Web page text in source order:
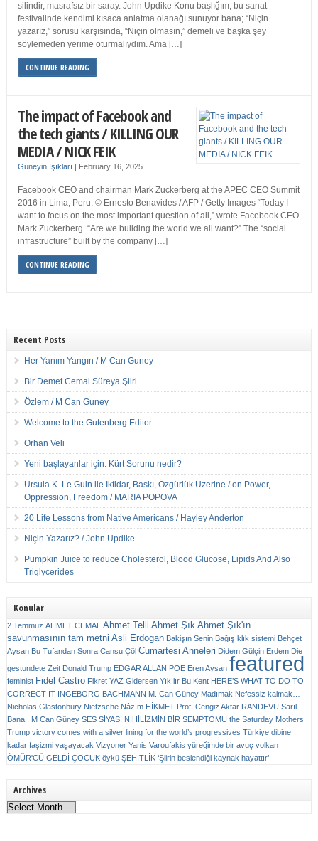
silindir, masrafsız bir saray. John Updike Konu başlığım, bu sanat
festivalinde kendimi kısaca anlatma olanağı sunuyor bana; “Niçin
yazarız,” sorusu karşısında, “Niçin olmasın,” demeli ve başka şey
söylemeden yerime oturmalıydım. Ama […]
CONTINUE READING
The impact of Facebook and
the tech giants / KILLING OUR
MEDIA / NICK FEIK
Güneyin Işıkları | February 16, 2025
Facebook CEO and chairman Mark Zuckerberg at the APEC CEO Summit
2016 in Lima, Peru. © Ernesto Benavides / AFP / Getty Images “Today I
want to focus on the most important question of all,” wrote Facebook CEO
Mark Zuckerberg. “Are we building the world we all want?” The “social
infrastructure” built by the company […]
CONTINUE READING
Recent Posts
Her Yanım Yangın / M Can Guney
Bir Demet Cemal Süreya Şiiri
Özlem / M Can Guney
Welcome to the Gutenberg Editor
Orhan Veli
Yeni başlayanlar için: Kürt Sorunu nedir?
Ursula K. Le Guin ile İktidar, Baskı, Özgürlük Üzerine / on Power,
Oppression, Freedom / MARIA POPOVA
20 Life Lessons from Native Americans / Hayley Anderton
Niçin Yazarız? / John Updike
Pumpkin Juice to reduce Cholesterol, Blood Glucose, Lipids And Also
Triglycerides
Konular
2 Temmuz AHMET CEMAL Ahmet Telli Ahmet Şık Ahmet Şık'ın
savunmasının tam metni Asli Erdogan Bakişın Senin Bağışıklık sistemi Behçet
Aysan Bu Tufandan Sonra Cansu Çöl Cumartesi Anneleri Didem Gülçin Erdem Die
gestundete Zeit Donald Trump EDGAR ALLAN POE Eren Aysan featured
feminist Fidel Castro Fikret YAZ Gidersen Yıkılır Bu Kent HERE’S WHAT TO DO TO
CORRECT IT INGEBORG BACHMANN M. Can Güney Madımak Nefessiz kalmak…
Nicholas Glastonbury Nietzsche Nâzım HİKMET Prof. Cengiz Aktar RANDEVU Sarıl
Bana . M Can Güney SES SİYASİ NİHİLİZMİN BİR SEMPTOMU the Saturday Mothers
Trump victory comes with a silver lining for the world’s progressives Türkiye dibine
kadar faşizmi yaşayacak Vizyoner Yanis Varoufakis yüreğimde bir avuç volkan
ÖMÜR'CÜ GELDİ ÇOCUK öykü ŞEHİTLİK ‘Şiirin beslendiği kaynak hayattır’
Archives
Archives